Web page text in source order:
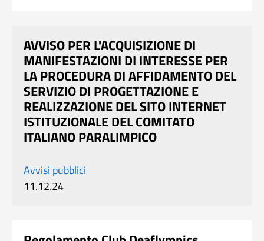
AVVISO PER L'ACQUISIZIONE DI
MANIFESTAZIONI DI INTERESSE PER
LA PROCEDURA DI AFFIDAMENTO DEL
SERVIZIO DI PROGETTAZIONE E
REALIZZAZIONE DEL SITO INTERNET
ISTITUZIONALE DEL COMITATO
ITALIANO PARALIMPICO
Avvisi pubblici
11.12.24